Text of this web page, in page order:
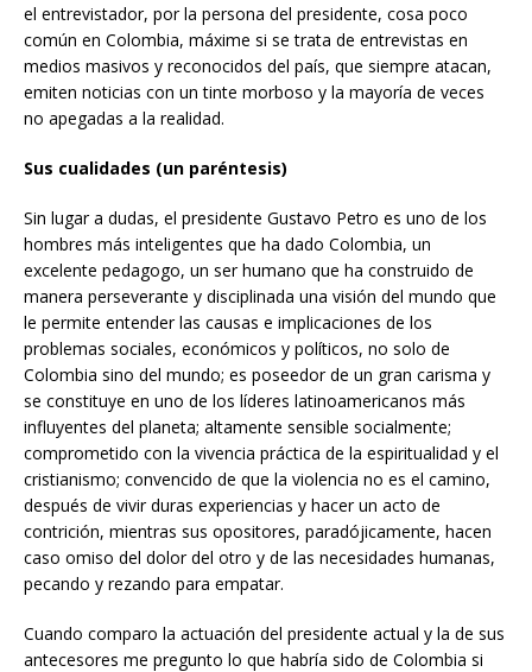
el entrevistador, por la persona del presidente, cosa poco
común en Colombia, máxime si se trata de entrevistas en
medios masivos y reconocidos del país, que siempre atacan,
emiten noticias con un tinte morboso y la mayoría de veces
no apegadas a la realidad.
Sus cualidades (un paréntesis)
Sin lugar a dudas, el presidente Gustavo Petro es uno de los
hombres más inteligentes que ha dado Colombia, un
excelente pedagogo, un ser humano que ha construido de
manera perseverante y disciplinada una visión del mundo que
le permite entender las causas e implicaciones de los
problemas sociales, económicos y políticos, no solo de
Colombia sino del mundo; es poseedor de un gran carisma y
se constituye en uno de los líderes latinoamericanos más
influyentes del planeta; altamente sensible socialmente;
comprometido con la vivencia práctica de la espiritualidad y el
cristianismo; convencido de que la violencia no es el camino,
después de vivir duras experiencias y hacer un acto de
contrición, mientras sus opositores, paradójicamente, hacen
caso omiso del dolor del otro y de las necesidades humanas,
pecando y rezando para empatar.
Cuando comparo la actuación del presidente actual y la de sus
antecesores me pregunto lo que habría sido de Colombia si